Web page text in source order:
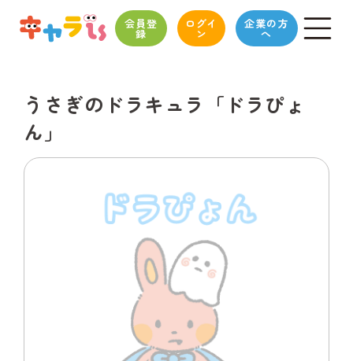
会員登
録
ログイ
ン
企業の方
へ
うさぎのドラキュラ「ドラぴょ
ん」